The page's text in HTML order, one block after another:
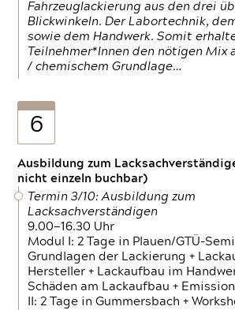
Fahrzeuglackierung aus den drei
Blickwinkeln. Der Labortechnik,
sowie dem Handwerk. Somit
Teilnehmer*Innen den nötigen Mix
/ chemischem Grundlage…
6
Ausbildung zum
nicht einzeln buchbar)
Termin 3/10: Ausbildung zum
Lacksachverständigen
9.00—16.30 Uhr
Modul I: 2 Tage in Plauen/GTÜ-
Grundlagen der Lackierung +
Hersteller + Lackaufbau im
Schäden am Lackaufbau +
II: 2 Tage in Gummersbach +